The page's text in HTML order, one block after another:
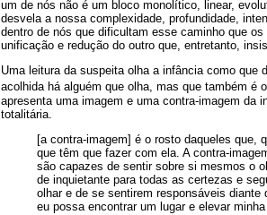
um de nós não é um bloco monolítico, linear,
desvela a nossa complexidade, profundidade,
dentro de nós que dificultam esse caminho que
unificação e redução do outro que, entretanto,
Uma leitura da suspeita olha a infância como
acolhida há alguém que olha, mas que também é
apresenta uma imagem e uma contra-imagem da
totalitária.
[a contra-imagem] é o rosto daqueles que,
que têm que fazer com ela. A contra-
são capazes de sentir sobre si mesmos o
de inquietante para todas as certezas e
olhar e de se sentirem responsáveis
eu possa encontrar um lugar e elevar